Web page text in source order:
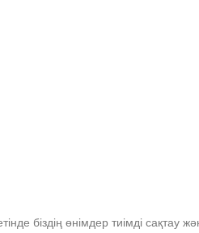
біздің өнімдер тиімді сақтау